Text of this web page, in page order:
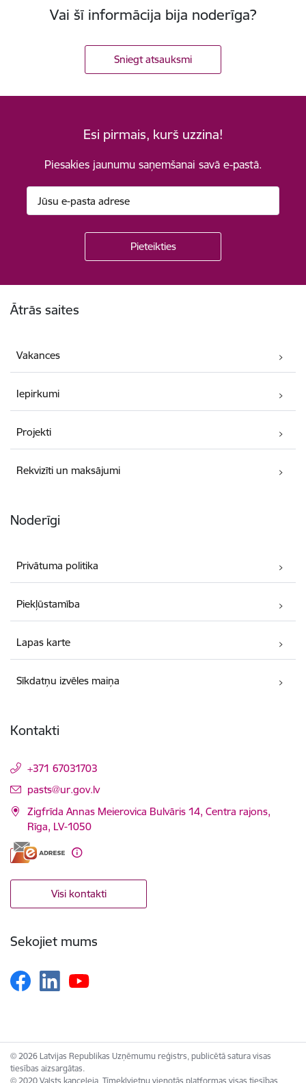
Vai šī informācija bija noderīga?
Sniegt atsauksmi
Esi pirmais, kurš uzzina!
Piesakies jaunumu saņemšanai savā e-pastā.
Ātrās saites
Vakances
Iepirkumi
Projekti
Rekvizīti un maksājumi
Noderīgi
Privātuma politika
Piekļūstamība
Lapas karte
Sīkdatņu izvēles maiņa
Kontakti
+371 67031703
E-pasts:
pasts@ur.gov.lv
Zigfrīda Annas Meierovica Bulvāris 14, Centra rajons,
Rīga, LV-1050
Visi kontakti
Sekojiet mums
© 2026 Latvijas Republikas Uzņēmumu reģistrs, publicētā satura visas
tiesības aizsargātas.
© 2020 Valsts kanceleja, Tīmekļvietņu vienotās platformas visas tiesības